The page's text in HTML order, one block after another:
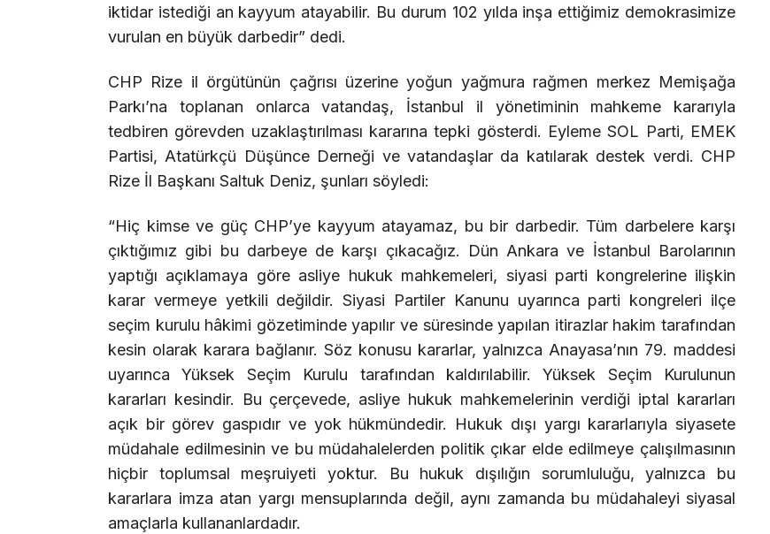
iktidar istediği an kayyum atayabilir. Bu durum 102 yılda inşa ettiğimiz demokrasimize
vurulan en büyük darbedir” dedi.
CHP Rize il örgütünün çağrısı üzerine yoğun yağmura rağmen merkez Memişağa
Parkı’na toplanan onlarca vatandaş, İstanbul il yönetiminin mahkeme kararıyla
tedbiren görevden uzaklaştırılması kararına tepki gösterdi. Eyleme SOL Parti, EMEK
Partisi, Atatürkçü Düşünce Derneği ve vatandaşlar da katılarak destek verdi. CHP
Rize İl Başkanı Saltuk Deniz, şunları söyledi:
“Hiç kimse ve güç CHP’ye kayyum atayamaz, bu bir darbedir. Tüm darbelere karşı
çıktığımız gibi bu darbeye de karşı çıkacağız. Dün Ankara ve İstanbul Barolarının
yaptığı açıklamaya göre asliye hukuk mahkemeleri, siyasi parti kongrelerine ilişkin
karar vermeye yetkili değildir. Siyasi Partiler Kanunu uyarınca parti kongreleri ilçe
seçim kurulu hâkimi gözetiminde yapılır ve süresinde yapılan itirazlar hakim tarafından
kesin olarak karara bağlanır. Söz konusu kararlar, yalnızca Anayasa’nın 79. maddesi
uyarınca Yüksek Seçim Kurulu tarafından kaldırılabilir. Yüksek Seçim Kurulunun
kararları kesindir. Bu çerçevede, asliye hukuk mahkemelerinin verdiği iptal kararları
açık bir görev gaspıdır ve yok hükmündedir. Hukuk dışı yargı kararlarıyla siyasete
müdahale edilmesinin ve bu müdahalelerden politik çıkar elde edilmeye çalışılmasının
hiçbir toplumsal meşruiyeti yoktur. Bu hukuk dışılığın sorumluluğu, yalnızca bu
kararlara imza atan yargı mensuplarında değil, aynı zamanda bu müdahaleyi siyasal
amaçlarla kullananlardadır.